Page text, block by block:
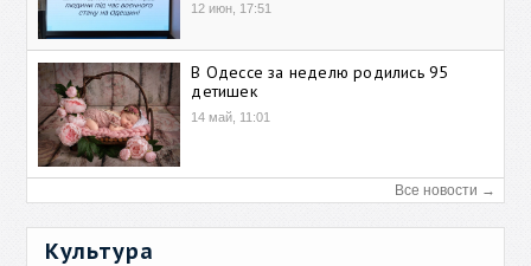
12 июн, 17:51
В Одессе за неделю родились 95
детишек
14 май, 11:01
Все новости →
Культура